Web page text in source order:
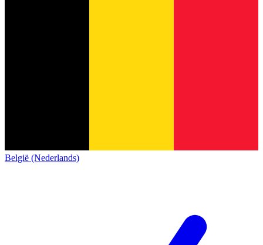
België (Nederlands)